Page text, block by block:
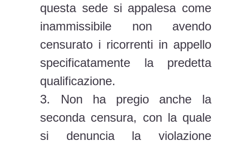
questa sede si appalesa come
inammissibile non avendo
censurato i ricorrenti in appello
specificatamente la predetta
qualificazione.
3. Non ha pregio anche la
seconda censura, con la quale
si denuncia la violazione